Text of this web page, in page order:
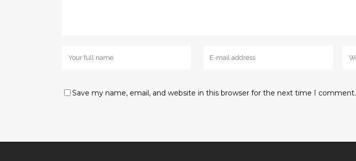
Save my name, email, and website in this browser for the next time I comment.